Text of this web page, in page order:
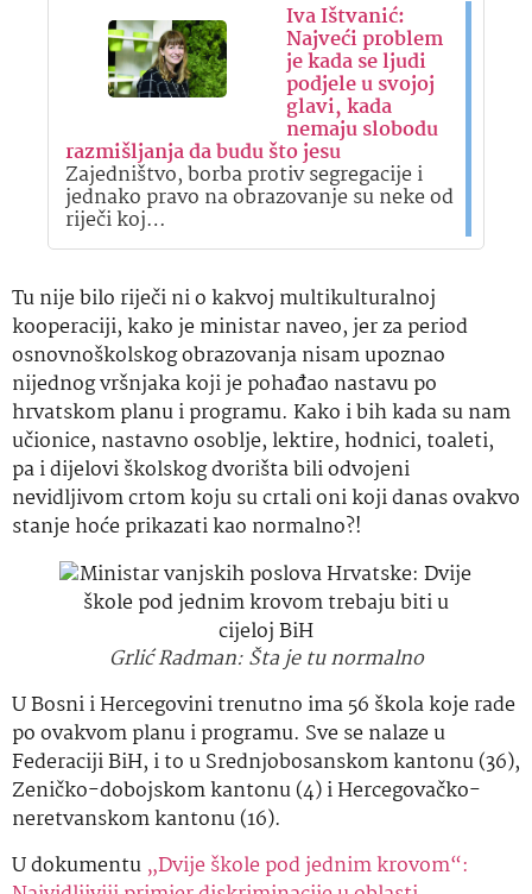
Iva Ištvanić:
Najveći problem
je kada se ljudi
podjele u svojoj
glavi, kada
nemaju slobodu
razmišljanja da budu što jesu
Zajedništvo, borba protiv segregacije i
jednako pravo na obrazovanje su neke od
riječi koj…
Tu nije bilo riječi ni o kakvoj multikulturalnoj
kooperaciji, kako je ministar naveo, jer za period
osnovnoškolskog obrazovanja nisam upoznao
nijednog vršnjaka koji je pohađao nastavu po
hrvatskom planu i programu. Kako i bih kada su nam
učionice, nastavno osoblje, lektire, hodnici, toaleti,
pa i dijelovi školskog dvorišta bili odvojeni
nevidljivom crtom koju su crtali oni koji danas ovakvo
stanje hoće prikazati kao normalno?!
Grlić Radman: Šta je tu normalno
U Bosni i Hercegovini trenutno ima 56 škola koje rade
po ovakvom planu i programu. Sve se nalaze u
Federaciji BiH, i to u Srednjobosanskom kantonu (36),
Zeničko-dobojskom kantonu (4) i Hercegovačko-
neretvanskom kantonu (16).
U dokumentu „Dvije škole pod jednim krovom“: